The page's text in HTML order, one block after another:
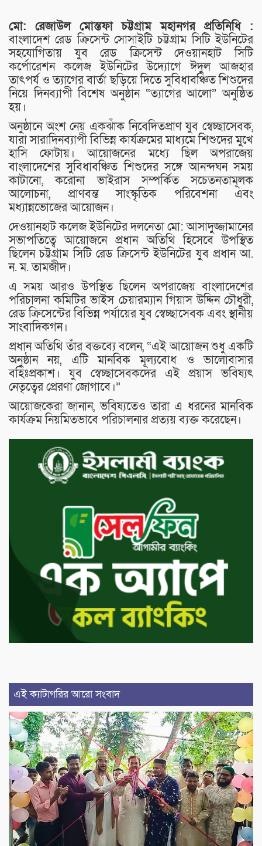
মো: রেজাউল মোস্তফা চট্টগ্রাম মহানগর প্রতিনিধি :
বাংলাদেশ রেড ক্রিসেন্ট সোসাইটি চট্টগ্রাম সিটি ইউনিটের
সহযোগিতায় যুব রেড ক্রিসেন্ট দেওয়ানহাট সিটি
কর্পোরেশন কলেজ ইউনিটের উদ্যোগে ঈদুল আজহার
তাৎপর্য ও ত্যাগের বার্তা ছড়িয়ে দিতে সুবিধাবঞ্চিত শিশুদের
নিয়ে দিনব্যাপী বিশেষ অনুষ্ঠান “ত্যাগের আলো” অনুষ্ঠিত
হয়।
অনুষ্ঠানে অংশ নেয় একঝাঁক নিবেদিতপ্রাণ যুব স্বেচ্ছাসেবক,
যারা সারাদিনব্যাপী বিভিন্ন কার্যক্রমের মাধ্যমে শিশুদের মুখে
হাসি ফোটায়। আয়োজনের মধ্যে ছিল অপরাজেয়
বাংলাদেশের সুবিধাবঞ্চিত শিশুদের সঙ্গে আনন্দঘন সময়
কাটানো, করোনা ভাইরাস সম্পর্কিত সচেতনতামূলক
আলোচনা, প্রাণবন্ত সাংস্কৃতিক পরিবেশনা এবং
মধ্যান্নভোজের আয়োজন।
দেওয়ানহাট কলেজ ইউনিটের দলনেতা মো: আসাদুজ্জামানের
সভাপতিত্বে আয়োজনে প্রধান অতিথি হিসেবে উপস্থিত
ছিলেন চট্টগ্রাম সিটি রেড ক্রিসেন্ট ইউনিটের যুব প্রধান আ.
ন. ম. তামজীদ।
এ সময় আরও উপস্থিত ছিলেন অপরাজেয় বাংলাদেশের
পরিচালনা কমিটির ভাইস চেয়ারম্যান গিয়াস উদ্দিন চৌধুরী,
রেড ক্রিসেন্টের বিভিন্ন পর্যায়ের যুব স্বেচ্ছাসেবক এবং স্থানীয়
সাংবাদিকগন।
প্রধান অতিথি তাঁর বক্তব্যে বলেন, “এই আয়োজন শুধু একটি
অনুষ্ঠান নয়, এটি মানবিক মূল্যবোধ ও ভালোবাসার
বহিঃপ্রকাশ। যুব স্বেচ্ছাসেবকদের এই প্রয়াস ভবিষ্যৎ
নেতৃত্বের প্রেরণা জোগাবে।”
আয়োজকেরা জানান, ভবিষ্যতেও তারা এ ধরনের মানবিক
কার্যক্রম নিয়মিতভাবে পরিচালনার প্রত্যয় ব্যক্ত করেছেন।
এই ক্যাটাগরির আরো সংবাদ